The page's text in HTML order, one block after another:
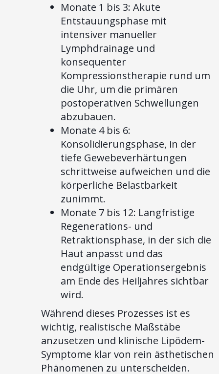
Monate 1 bis 3: Akute
Entstauungsphase mit
intensiver manueller
Lymphdrainage und
konsequenter
Kompressionstherapie rund um
die Uhr, um die primären
postoperativen Schwellungen
abzubauen.
Monate 4 bis 6:
Konsolidierungsphase, in der
tiefe Gewebeverhärtungen
schrittweise aufweichen und die
körperliche Belastbarkeit
zunimmt.
Monate 7 bis 12: Langfristige
Regenerations- und
Retraktionsphase, in der sich die
Haut anpasst und das
endgültige Operationsergebnis
am Ende des Heiljahres sichtbar
wird.
Während dieses Prozesses ist es
wichtig, realistische Maßstäbe
anzusetzen und klinische Lipödem-
Symptome klar von rein ästhetischen
Phänomenen zu unterscheiden.